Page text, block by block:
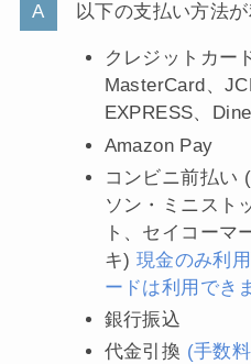
以下の支払い方法が
クレジットカー
MasterCard、
EXPRESS、
Amazon Pay
コンビニ前払い
ソン・ミニスト
ト、セイコーマ
キ) 現金のみ利
ードは利用でき
銀行振込
代金引換 (手数